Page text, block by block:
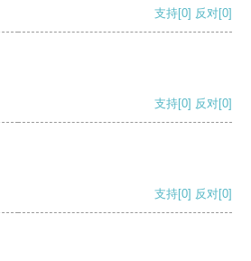
支持[0] 反对[0]
支持[0] 反对[0]
支持[0] 反对[0]